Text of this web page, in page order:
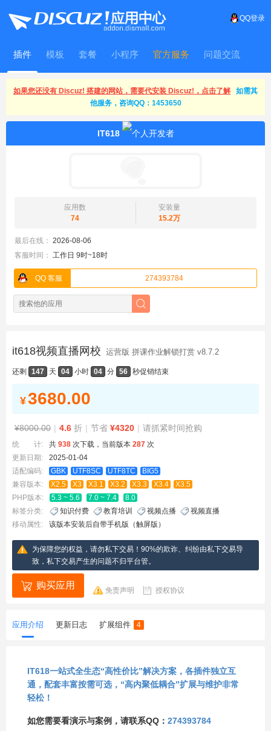
QQ登录
插件 模板 套餐 小程序 官方服务 问题交流
WitFrame
如果您还没有 Discuz! 搭建的网站，需要代安装 Discuz!，点击了解
如需其
他服务，咨询QQ：1453650
IT618
应用数
74
安装量
15.2万
最后在线： 2026-08-06
客服时间： 工作日 9时~18时
QQ 客服 274393784
it618视频直播网校 运营版 拼课作业解锁打赏 v8.7.2
还剩 147 天 04 小时 04 分 55 秒促销结束
¥3680.00
¥8000.00 | 4.6 折 | 节省 ¥4320 | 请抓紧时间抢购
统 计: 共 938 次下载，当前版本 287 次
更新日期:
2025-01-04
适配编码:
GBK UTF8SC UTF8TC
BIG5
兼容版本:
X2.5 X3 X3.1 X3.2 X3.3 X3.4
X3.5
PHP版本:
5.3 ~ 5.6 7.0 ~ 7.4
8.0
标签分类:
知识付费 教育培训 视频点播
视频直播
移动属性:
该版本安装后自带手机版（触屏版）
为保障您的权益，请勿私下交易！90%的欺诈、纠纷由私下交易导
致，私下交易产生的问题不归平台管。
购买应用 免责声明 授权协议
应用介绍 更新日志 扩展组件 4
IT618一站式全生态“高性价比”解决方案，各插件独立互
通，配套丰富按需可选，“高内聚低耦合”扩展与维护非常
轻松！
如您需要看演示与案例，请联系QQ： 274393784